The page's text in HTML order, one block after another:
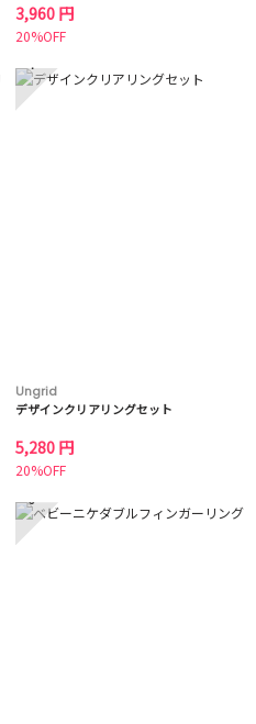
3,960 円
20%OFF
4
Ungrid
デザインクリアリングセット
5,280 円
20%OFF
6